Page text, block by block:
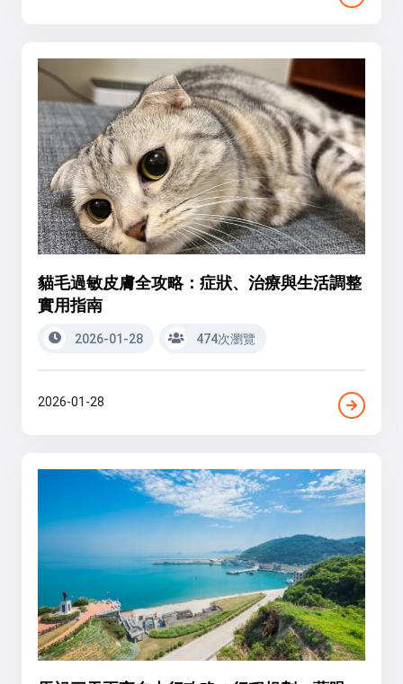
貓毛過敏皮膚全攻略：症狀、治療與生活調整
實用指南
2026-01-28 474次瀏覽
2026-01-28